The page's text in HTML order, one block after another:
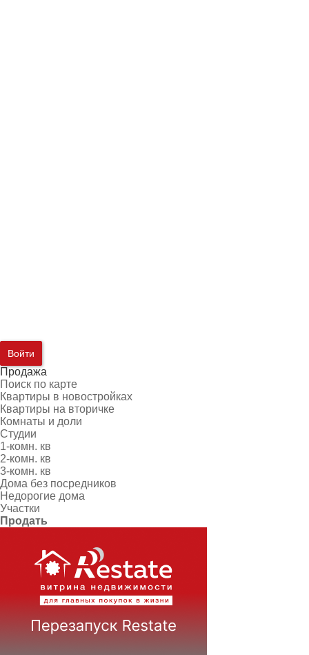
Войти
Продажа
Поиск по карте
Квартиры в новостройках
Квартиры на вторичке
Комнаты и доли
Студии
1-комн. кв
2-комн. кв
3-комн. кв
Дома без посредников
Недорогие дома
Участки
Продать